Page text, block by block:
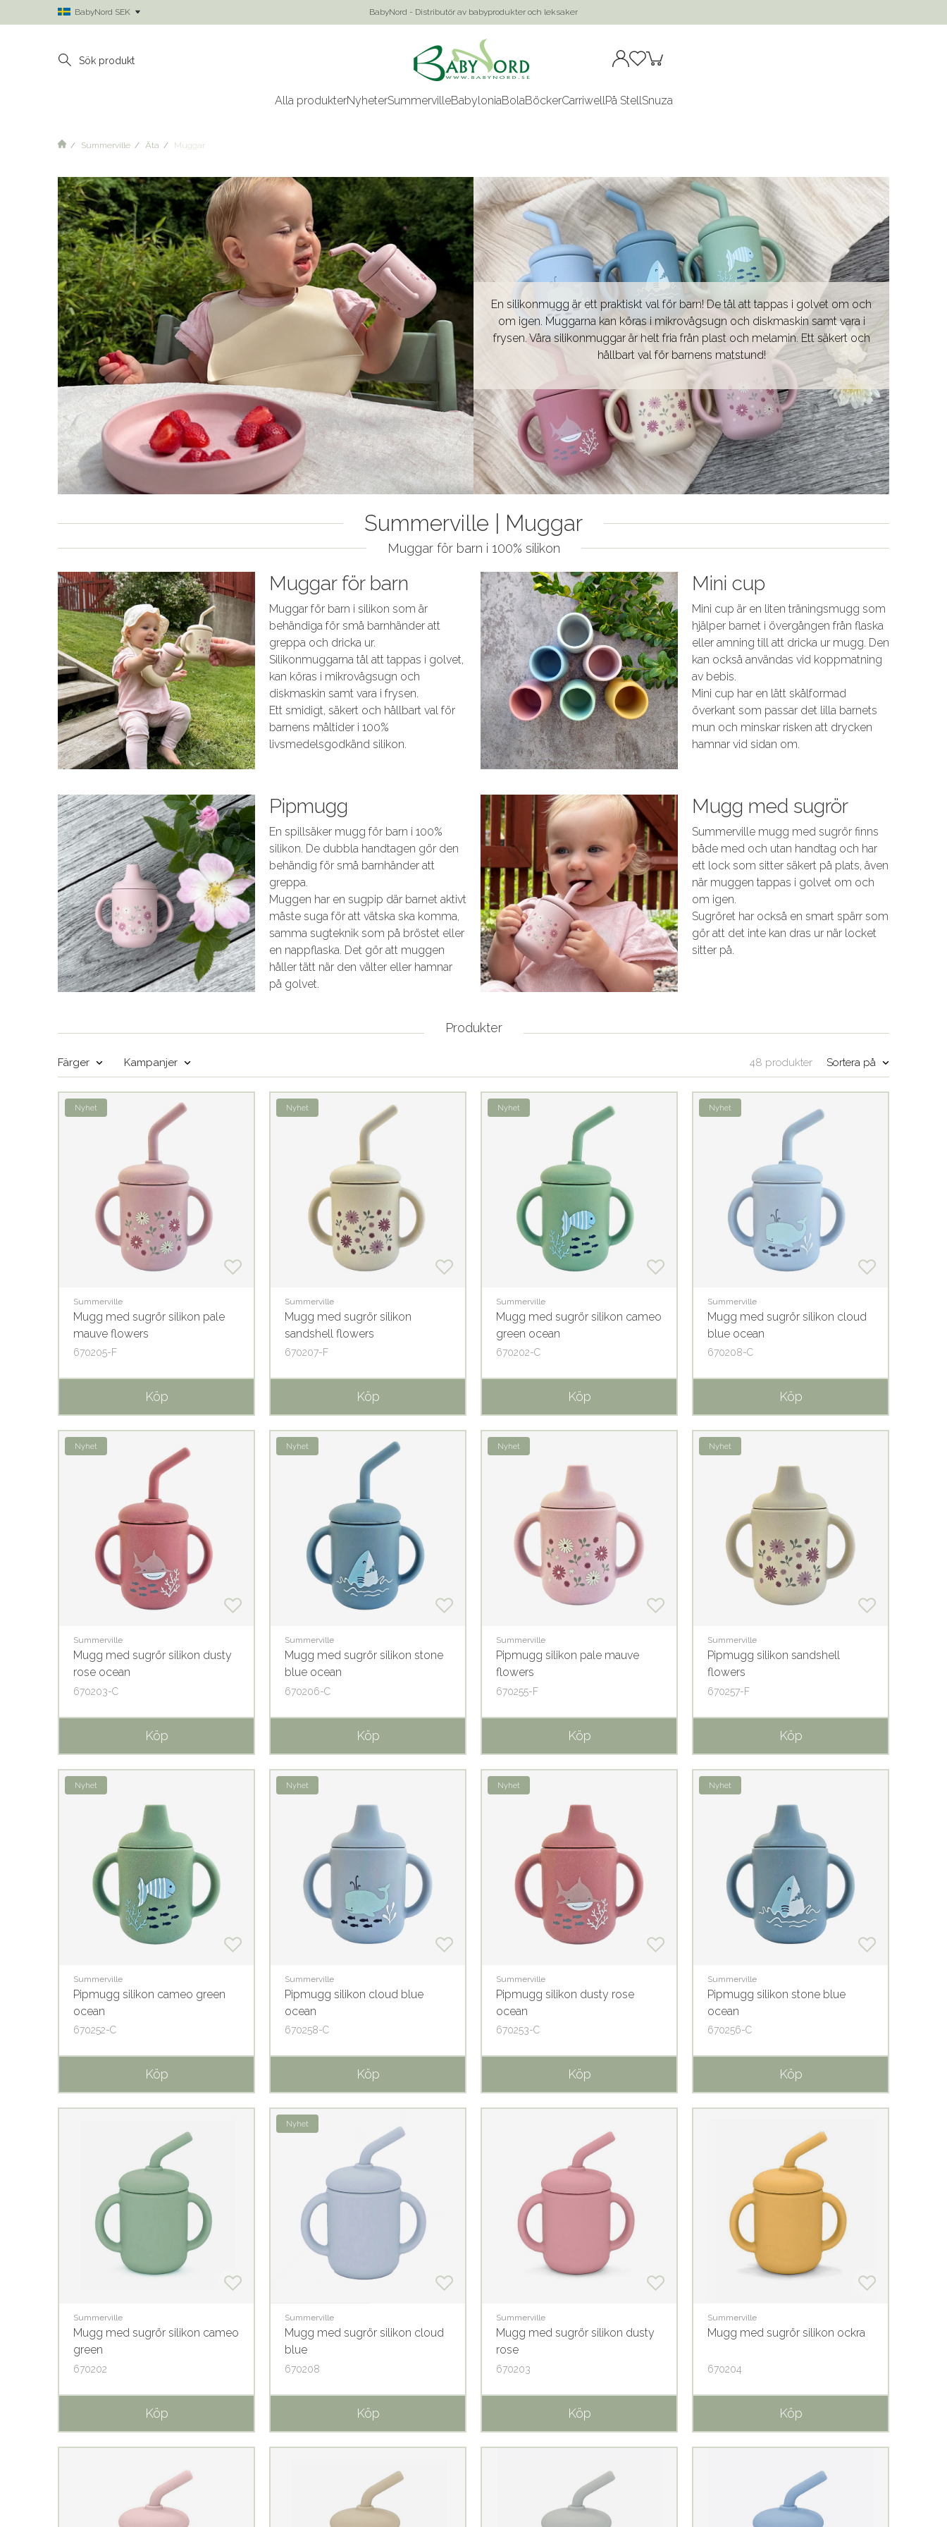
BabyNord SEK BabyNord - Distributör av babyprodukter och leksaker
Alla produkterNyheterSummervilleBabyloniaBolaBöckerCarriwellPå StellSnuza
Summerville Äta Muggar
En silikonmugg är ett praktiskt val för barn! De tål att tappas i golvet om och
om igen. Muggarna kan köras i mikrovågsugn och diskmaskin samt vara i
frysen. Våra silikonmuggar är helt fria från plast och melamin. Ett säkert och
hållbart val för barnens matstund!
Summerville | Muggar
Muggar för barn i 100% silikon
Muggar för barn
Muggar för barn i silikon som är
behändiga för små barnhänder att
greppa och dricka ur.
Silikonmuggarna tål att tappas i golvet,
kan köras i mikrovågsugn och
diskmaskin samt vara i frysen.
Ett smidigt, säkert och hållbart val för
barnens måltider i 100%
livsmedelsgodkänd silikon.
Mini cup
Mini cup är en liten träningsmugg som
hjälper barnet i övergången från flaska
eller amning till att dricka ur mugg. Den
kan också användas vid koppmatning
av bebis.
Mini cup har en lätt skålformad
överkant som passar det lilla barnets
mun och minskar risken att drycken
hamnar vid sidan om.
Pipmugg
En spillsäker mugg för barn i 100%
silikon. De dubbla handtagen gör den
behändig för små barnhänder att
greppa.
Muggen har en sugpip där barnet aktivt
måste suga för att vätska ska komma,
samma sugteknik som på bröstet eller
en nappflaska. Det gör att muggen
håller tätt när den välter eller hamnar
på golvet.
Mugg med sugrör
Summerville mugg med sugrör finns
både med och utan handtag och har
ett lock som sitter säkert på plats, även
när muggen tappas i golvet om och
om igen.
Sugröret har också en smart spärr som
gör att det inte kan dras ur när locket
sitter på.
Produkter
Färger Kampanjer 48 produkter Sortera på
Nyhet
Summerville
Mugg med sugrör silikon pale
mauve flowers
670205-F
Köp
Nyhet
Summerville
Mugg med sugrör silikon
sandshell flowers
670207-F
Köp
Nyhet
Summerville
Mugg med sugrör silikon cameo
green ocean
670202-C
Köp
Nyhet
Summerville
Mugg med sugrör silikon cloud
blue ocean
670208-C
Köp
Nyhet
Summerville
Mugg med sugrör silikon dusty
rose ocean
670203-C
Köp
Nyhet
Summerville
Mugg med sugrör silikon stone
blue ocean
670206-C
Köp
Nyhet
Summerville
Pipmugg silikon pale mauve
flowers
670255-F
Köp
Nyhet
Summerville
Pipmugg silikon sandshell
flowers
670257-F
Köp
Nyhet
Summerville
Pipmugg silikon cameo green
ocean
670252-C
Köp
Nyhet
Summerville
Pipmugg silikon cloud blue
ocean
670258-C
Köp
Nyhet
Summerville
Pipmugg silikon dusty rose
ocean
670253-C
Köp
Nyhet
Summerville
Pipmugg silikon stone blue
ocean
670256-C
Köp
Summerville
Mugg med sugrör silikon cameo
green
670202
Köp
Nyhet
Summerville
Mugg med sugrör silikon cloud
blue
670208
Köp
Summerville
Mugg med sugrör silikon dusty
rose
670203
Köp
Summerville
Mugg med sugrör silikon ockra
670204
Köp